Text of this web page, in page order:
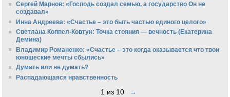
Сергей Марнов: «Господь создал семью, а государство Он не
создавал»
Инна Андреева: «Счастье – это быть частью единого целого»
Светлана Коппел-Ковтун: Точка стояния — вечность (Екатерина
Демина)
Владимир Романенко: «Счастье – это когда оказывается что твои
юношеские мечты сбылись»
Думать или не думать?
Распадающаяся нравственность
1 из 10 →